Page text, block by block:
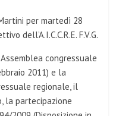
per martedì 28
dell’A.I.C.C.R.E. F.V.G.
congressuale
2011) e la
regionale, il
la partecipazione